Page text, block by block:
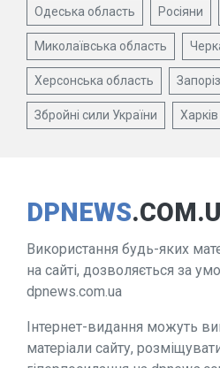
Одеська область Росіяни
Миколаївська область
Херсонська область
Збройні сили України Харків
DPNEWS
Використання будь-яких
на сайті, дозволяється за
dpnews.com.ua
Інтернет-видання можуть
матеріали сайту,